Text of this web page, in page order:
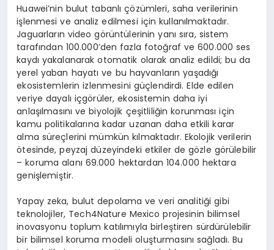
Huawei’nin bulut tabanlı çözümleri, saha verilerinin
işlenmesi ve analiz edilmesi için kullanılmaktadır.
Jaguarların video görüntülerinin yanı sıra, sistem
tarafından 100.000’den fazla fotoğraf ve 600.000 ses
kaydı yakalanarak otomatik olarak analiz edildi; bu da
yerel yaban hayatı ve bu hayvanların yaşadığı
ekosistemlerin izlenmesini güçlendirdi. Elde edilen
veriye dayalı içgörüler, ekosistemin daha iyi
anlaşılmasını ve biyolojik çeşitliliğin korunması için
kamu politikalarına kadar uzanan daha etkili karar
alma süreçlerini mümkün kılmaktadır. Ekolojik verilerin
ötesinde, peyzaj düzeyindeki etkiler de gözle görülebilir
– koruma alanı 69.000 hektardan 104.000 hektara
genişlemiştir.
Yapay zeka, bulut depolama ve veri analitiği gibi
teknolojiler, Tech4Nature Mexico projesinin bilimsel
inovasyonu toplum katılımıyla birleştiren sürdürülebilir
bir bilimsel koruma modeli oluşturmasını sağladı. Bu